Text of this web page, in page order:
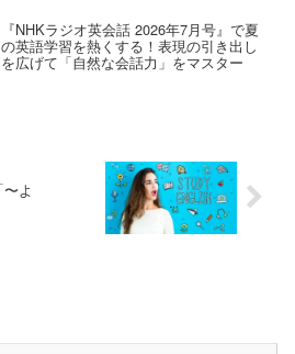
『NHKラジオ英会話 2026年7月号』で夏
の英語学習を熱くする！表現の引き出し
を広げて「自然な会話力」をマスター
よ